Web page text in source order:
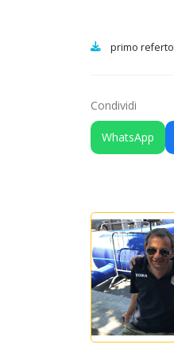
primo referto
Condividi
WhatsApp